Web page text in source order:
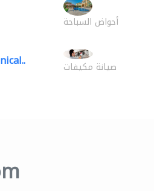
أحواض السباحة
صيانة مكيفات